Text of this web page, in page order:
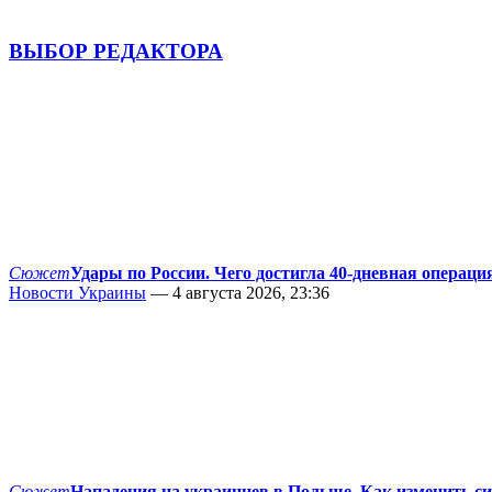
ВЫБОР РЕДАКТОРА
СюжетУдары по России. Чего достигла 40-дневная
Новости Украины — 4 августа 2026, 23:36